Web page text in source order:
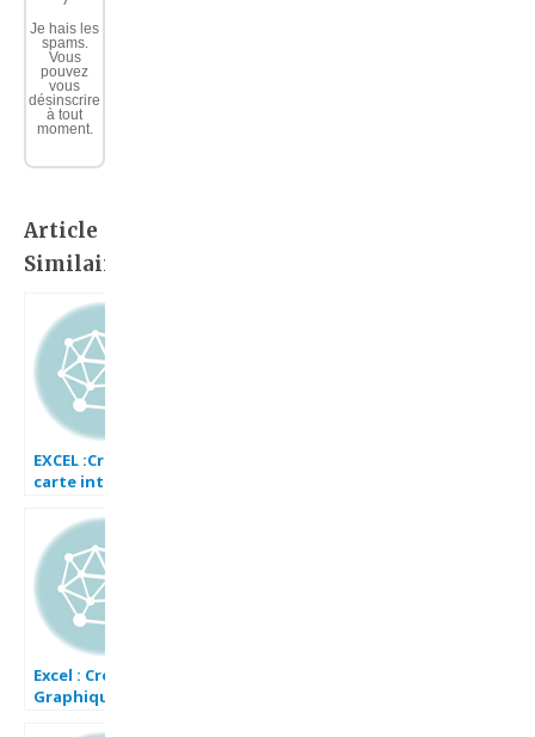
Je hais les
spams.
Vous
pouvez
vous
désinscrire
à tout
moment.
Article
Similaire:
EXCEL :Créer une
carte interactive
nouvelle carte de
France des
régions
ressemblait à ça ?
Excel : Créer des
Graphiques